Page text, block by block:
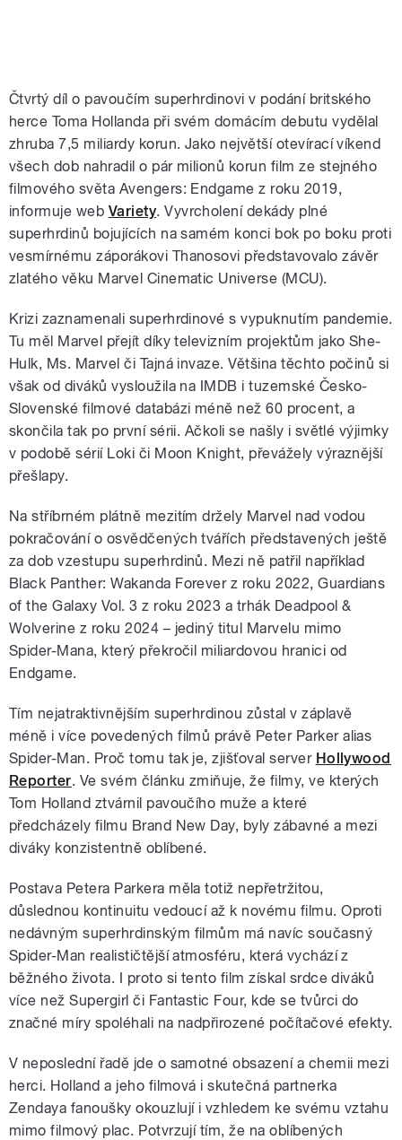
Čtvrtý díl o pavoučím superhrdinovi v podání britského
herce Toma Hollanda při svém domácím debutu vydělal
zhruba 7,5 miliardy korun. Jako největší otevírací víkend
všech dob nahradil o pár milionů korun film ze stejného
filmového světa Avengers: Endgame z roku 2019,
informuje web Variety. Vyvrcholení dekády plné
superhrdinů bojujících na samém konci bok po boku proti
vesmírnému záporákovi Thanosovi představovalo závěr
zlatého věku Marvel Cinematic Universe (MCU).
Krizi zaznamenali superhrdinové s vypuknutím pandemie.
Tu měl Marvel přejít díky televizním projektům jako She-
Hulk, Ms. Marvel či Tajná invaze. Většina těchto počinů si
však od diváků vysloužila na IMDB i tuzemské Česko-
Slovenské filmové databázi méně než 60 procent, a
skončila tak po první sérii. Ačkoli se našly i světlé výjimky
v podobě sérií Loki či Moon Knight, převážely výraznější
přešlapy.
Na stříbrném plátně mezitím držely Marvel nad vodou
pokračování o osvědčených tvářích představených ještě
za dob vzestupu superhrdinů. Mezi ně patřil například
Black Panther: Wakanda Forever z roku 2022, Guardians
of the Galaxy Vol. 3 z roku 2023 a trhák Deadpool &
Wolverine z roku 2024 – jediný titul Marvelu mimo
Spider-Mana, který překročil miliardovou hranici od
Endgame.
Tím nejatraktivnějším superhrdinou zůstal v záplavě
méně i více povedených filmů právě Peter Parker alias
Spider-Man. Proč tomu tak je, zjišťoval server Hollywood
Reporter. Ve svém článku zmiňuje, že filmy, ve kterých
Tom Holland ztvárnil pavoučího muže a které
předcházely filmu Brand New Day, byly zábavné a mezi
diváky konzistentně oblíbené.
Postava Petera Parkera měla totiž nepřetržitou,
důslednou kontinuitu vedoucí až k novému filmu. Oproti
nedávným superhrdinským filmům má navíc současný
Spider-Man realističtější atmosféru, která vychází z
běžného života. I proto si tento film získal srdce diváků
více než Supergirl či Fantastic Four, kde se tvůrci do
značné míry spoléhali na nadpřirozené počítačové efekty.
V neposlední řadě jde o samotné obsazení a chemii mezi
herci. Holland a jeho filmová i skutečná partnerka
Zendaya fanoušky okouzlují i vzhledem ke svému vztahu
mimo filmový plac. Potvrzují tím, že na oblíbených